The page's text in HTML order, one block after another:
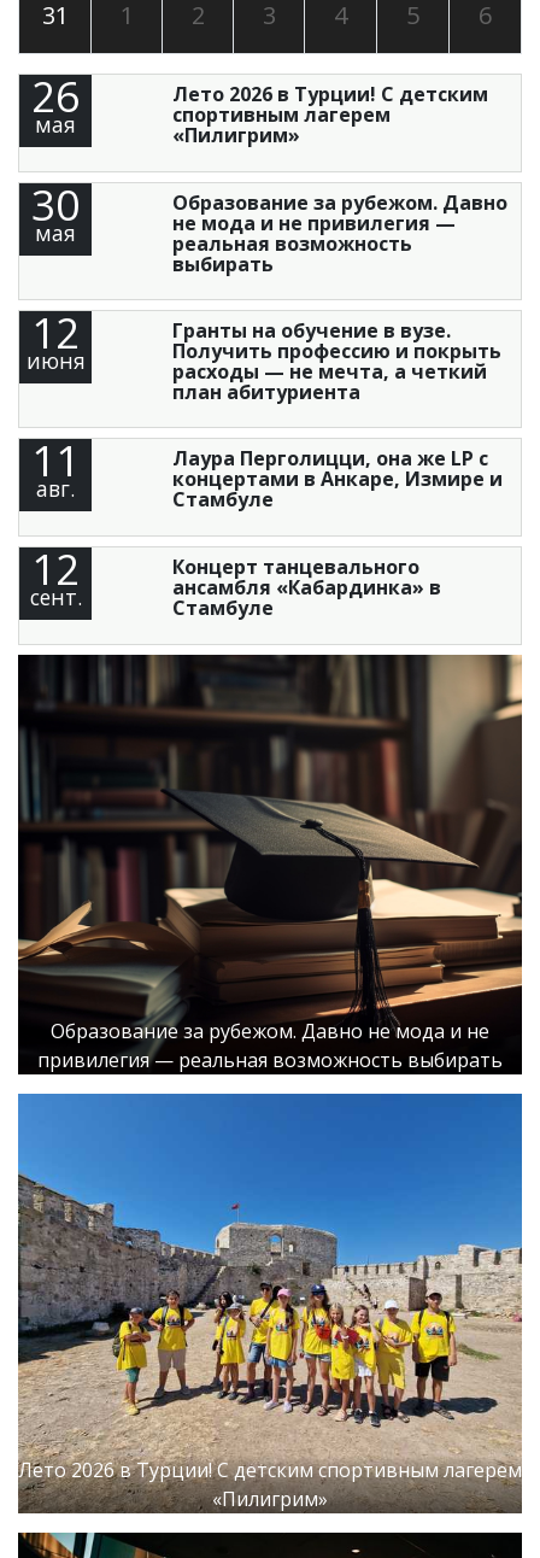
31 1 2 3 4 5 6
26
мая
Лето 2026 в Турции! С детским
спортивным лагерем
«Пилигрим»
30
мая
Образование за рубежом. Давно
не мода и не привилегия —
реальная возможность
выбирать
12
июня
Гранты на обучение в вузе.
Получить профессию и покрыть
расходы — не мечта, а четкий
план абитуриента
11
авг.
Лаура Перголицци, она же LP с
концертами в Анкаре, Измире и
Стамбуле
12
сент.
Концерт танцевального
ансамбля «Кабардинка» в
Стамбуле
Образование за рубежом. Давно не мода и не
привилегия — реальная возможность выбирать
Лето 2026 в Турции! С детским спортивным лагерем
«Пилигрим»